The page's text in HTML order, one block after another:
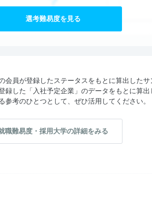
選考難易度を見る
会員が登録したステータスをもとに算出した
録した「入社予定企業」のデータをもとに算
考のひとつとして、ぜひ活用してください。
職難易度・採用大学の詳細をみる